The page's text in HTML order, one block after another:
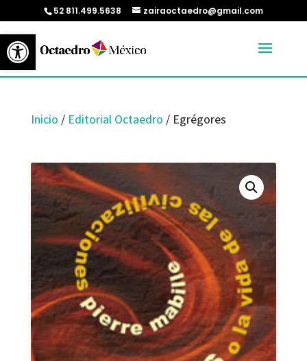
Abrir barra de herramientas
52 811.499.5638 zairaoctaedro@gmail.com
Inicio / Editorial Octaedro / Egrégores